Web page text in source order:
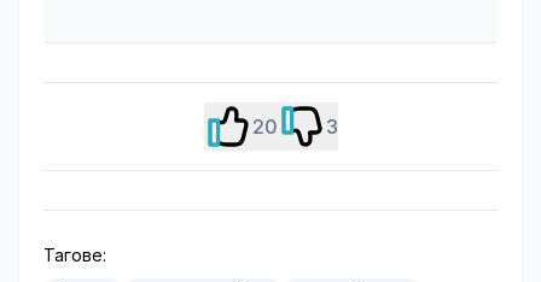
20 3
Тагове: